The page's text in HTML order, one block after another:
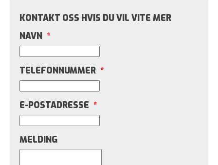
KONTAKT OSS HVIS DU VIL VITE MER
NAVN *
TELEFONNUMMER *
E-POSTADRESSE *
MELDING